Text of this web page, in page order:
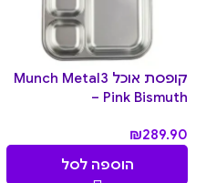
קופסת אוכל Munch Metal3
– Pink Bismuth
₪289.90
הוספה לסל